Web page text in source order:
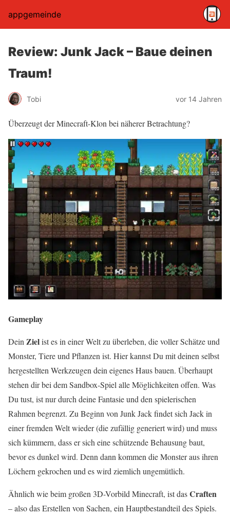
appgemeinde
Review: Junk Jack – Baue deinen
Traum!
Tobi vor 14 Jahren
Überzeugt der Minecraft-Klon bei näherer Betrachtung?
Gameplay
Dein Zielist es in einer Welt zu überleben, die voller Schätze und
Monster, Tiere und Pflanzen ist. Hier kannst Du mit deinen selbst
hergestellten Werkzeugen dein eigenes Haus bauen. Überhaupt
stehen dir bei dem Sandbox-Spiel alle Möglichkeiten offen. Was
Du tust, ist nur durch deine Fantasie und den spielerischen
Rahmen begrenzt. Zu Beginn von Junk Jack findet sich Jack in
einer fremden Welt wieder (die zufällig generiert wird) und muss
sich kümmern, dass er sich eine schützende Behausung baut,
bevor es dunkel wird. Denn dann kommen die Monster aus ihren
Löchern gekrochen und es wird ziemlich ungemütlich.
Ähnlich wie beim großen 3D-Vorbild Minecraft, ist dasCraften
– also das Erstellen von Sachen, ein Hauptbestandteil des Spiels.